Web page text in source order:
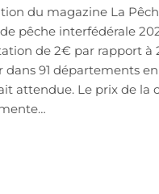
du magazine La
pêche interfédérale
de 2€ par rapport à
91 départements
attendue. Le prix de la